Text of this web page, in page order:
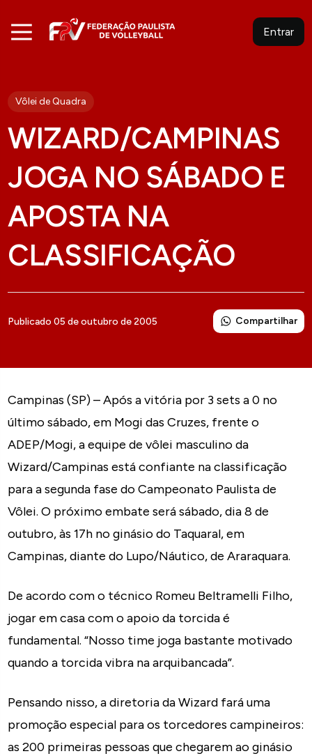
Entrar
Vôlei de Quadra
WIZARD/CAMPINAS
JOGA NO SÁBADO E
APOSTA NA
CLASSIFICAÇÃO
Publicado 05 de outubro de 2005 Compartilhar
Campinas (SP) – Após a vitória por 3 sets a 0 no
último sábado, em Mogi das Cruzes, frente o
ADEP/Mogi, a equipe de vôlei masculino da
Wizard/Campinas está confiante na classificação
para a segunda fase do Campeonato Paulista de
Vôlei. O próximo embate será sábado, dia 8 de
outubro, às 17h no ginásio do Taquaral, em
Campinas, diante do Lupo/Náutico, de Araraquara.
De acordo com o técnico Romeu Beltramelli Filho,
jogar em casa com o apoio da torcida é
fundamental. “Nosso time joga bastante motivado
quando a torcida vibra na arquibancada”.
Pensando nisso, a diretoria da Wizard fará uma
promoção especial para os torcedores campineiros:
as 200 primeiras pessoas que chegarem ao ginásio